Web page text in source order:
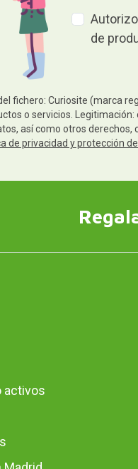
de
fichero: Curiosite (marca
o servicios.
así como otros
de privacidad y protección
activos